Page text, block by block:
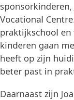
sponsorkinderen,
Vocational
praktijkschool en
kinderen gaan
heeft op zijn
beter past in
Daarnaast zijn